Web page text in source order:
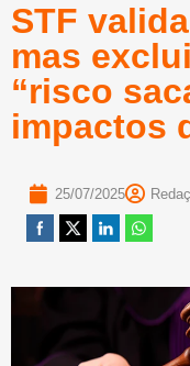
STF
mas
“risco
impactos
25/07/2025